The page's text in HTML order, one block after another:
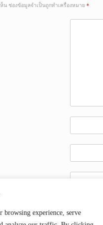
browsing experience, serve
น ช่องข้อมูลจำเป็นถูกทำเครื่องหมาย *
เว็บไซต์ของฉันบนเบราว์เซอร์